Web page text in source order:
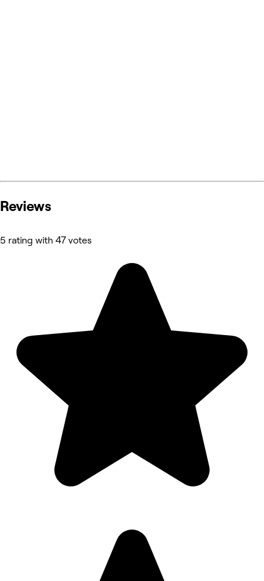
Reviews
5 rating with 47 votes